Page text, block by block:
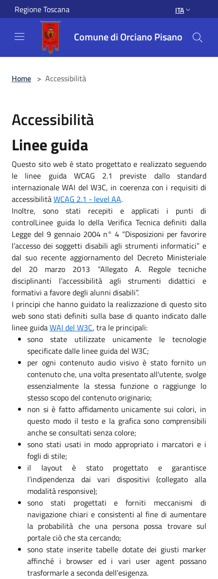
Salta al contenuto principale
Regione Toscana ITA
Comune di Orciano Pisano
Home > Accessibilità
Accessibilità
Linee guida
Questo sito web è stato progettato e realizzato seguendo
le linee guida WCAG 2.1 previste dallo standard
internazionale WAI del W3C, in coerenza con i requisiti di
accessibilitàWCAG 2.1 - level AA.
Inoltre, sono stati recepiti e applicati i punti di
controlLinee guida lo della Verifica Tecnica definiti dalla
Legge del 9 gennaio 2004 n° 4 “Disposizioni per favorire
l’accesso dei soggetti disabili agli strumenti informatici” e
dal suo recente aggiornamento del Decreto Ministeriale
del 20 marzo 2013 “Allegato A. Regole tecniche
disciplinanti l’accessibilità agli strumenti didattici e
formativi a favore degli alunni disabili”.
I principi che hanno guidato la realizzazione di questo sito
web sono stati definiti sulla base di quanto indicato dalle
linee guidaWAI del W3C, tra le principali:
sono state utilizzate unicamente le tecnologie
specificate dalle linee guida del W3C;
per ogni contenuto audio visivo è stato fornito un
contenuto che, una volta presentato all'utente, svolge
essenzialmente la stessa funzione o raggiunge lo
stesso scopo del contenuto originario;
non si è fatto affidamento unicamente sui colori, in
questo modo il testo e la grafica sono comprensibili
anche se consultati senza colore;
sono stati usati in modo appropriato i marcatori e i
fogli di stile;
il layout è stato progettato e garantisce
l’indipendenza dai vari dispositivi (collegato alla
modalità responsive);
sono stati progettati e forniti meccanismi di
navigazione chiari e consistenti al fine di aumentare
la probabilità che una persona possa trovare sul
portale ciò che sta cercando;
sono state inserite tabelle dotate dei giusti marker
affinché i browser ed i vari user agent possano
trasformarle a seconda dell’esigenza.